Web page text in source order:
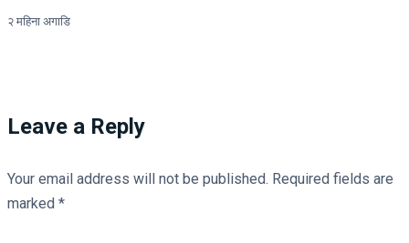
२ महिना अगाडि
Leave a Reply
Your email address will not be published. Required fields are
marked *